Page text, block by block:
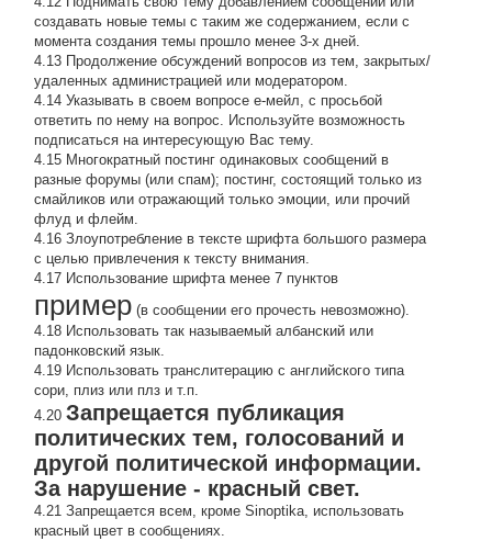
создавать новые темы с таким же содержанием, если с
момента создания темы прошло менее 3-х дней.
4.13 Продолжение обсyждений вопросов из тем, закpытых/
удаленных администрацией или модератором.
4.14 Указывать в своем вопросе е-мейл, с просьбой
ответить по нему на вопрос. Используйте возможность
подписаться на интересующую Вас тему.
4.15 Многократный постинг одинаковых сообщений в
разные форумы (или спам); постинг, состоящий только из
смайликов или отражающий только эмоции, или прочий
флуд и флейм.
4.16 Злоупотребление в тексте шрифта большого размера
с целью привлечения к тексту внимания.
4.17 Использование шрифта менее 7 пунктов
пример (в сообщении его прочесть невозможно).
4.18 Использовать так называемый албанский или
падонковский язык.
4.19 Использовать транслитерацию с английского типа
сори, плиз или плз и т.п.
4.20Запрещается публикация
политических тем, голосований и
другой политической информации.
За нарушение - красный свет.
4.21 Запрещается всем, кроме Sinoptika, использовать
красный цвет в сообщениях.